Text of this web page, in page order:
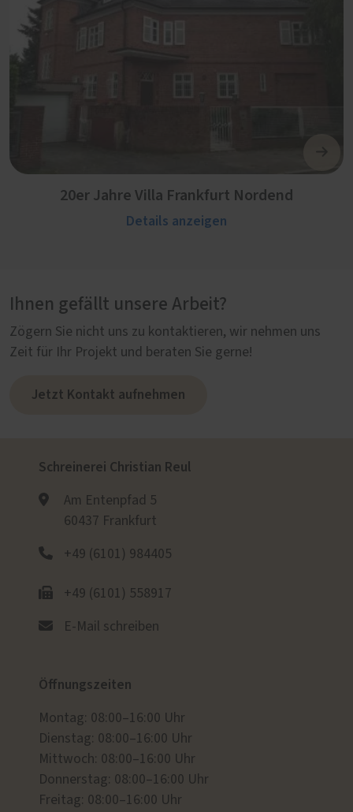
20er Jahre Villa Frankfurt Nordend
Details anzeigen
Ihnen gefällt unsere Arbeit?
Zögern Sie nicht uns zu kontaktieren, wir nehmen uns
Zeit für Ihr Projekt und beraten Sie gerne!
Jetzt Kontakt aufnehmen
Schreinerei Christian Reul
Am Entenpfad 5
60437 Frankfurt
+49 (6101) 984405
+49 (6101) 558917
E-Mail schreiben
Öffnungszeiten
Montag: 08:00–16:00 Uhr
Dienstag: 08:00–16:00 Uhr
Mittwoch: 08:00–16:00 Uhr
Donnerstag: 08:00–16:00 Uhr
Freitag: 08:00–16:00 Uhr